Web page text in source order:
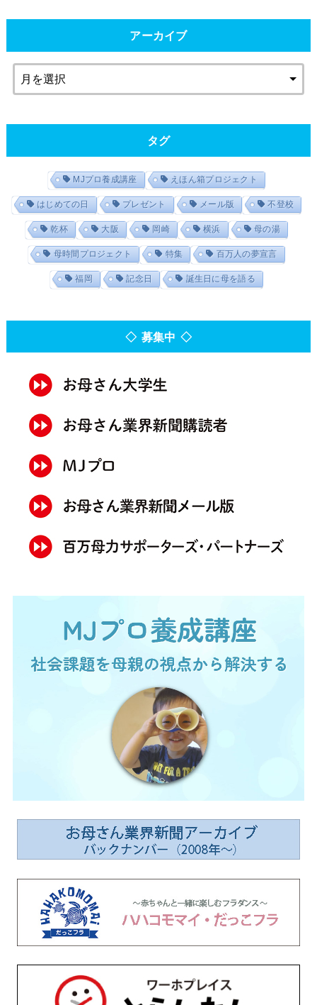
アーカイブ
タグ
MJプロ養成講座 えほん箱プロジェクト
はじめての日 プレゼント メール版 不登校
乾杯 大阪 岡崎 横浜 母の湯
母時間プロジェクト 特集 百万人の夢宣言
福岡 記念日 誕生日に母を語る
◇ 募集中 ◇